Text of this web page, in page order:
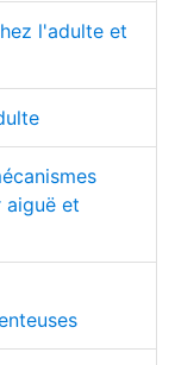
l'adulte et
aiguë et